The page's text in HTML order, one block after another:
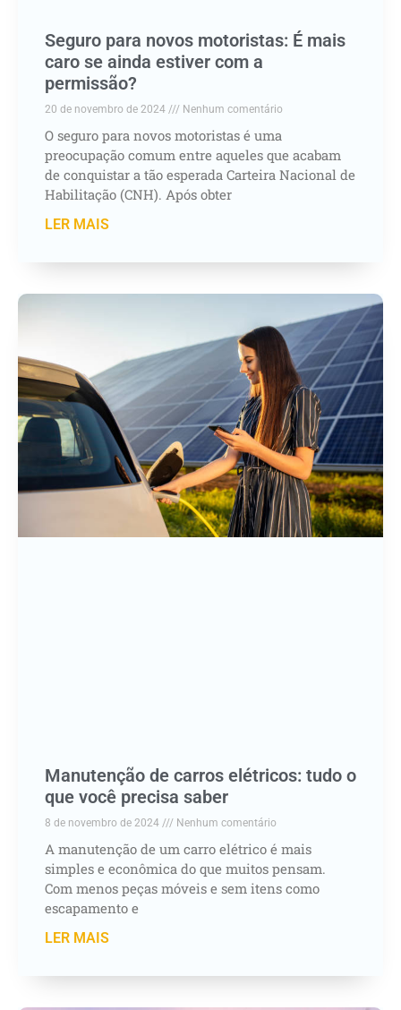
Seguro para novos motoristas: É mais
caro se ainda estiver com a
permissão?
20 de novembro de 2024 Nenhum comentário
O seguro para novos motoristas é uma
preocupação comum entre aqueles que acabam
de conquistar a tão esperada Carteira Nacional de
Habilitação (CNH). Após obter
LER MAIS
Manutenção de carros elétricos: tudo o
que você precisa saber
8 de novembro de 2024 Nenhum comentário
A manutenção de um carro elétrico é mais
simples e econômica do que muitos pensam.
Com menos peças móveis e sem itens como
escapamento e
LER MAIS